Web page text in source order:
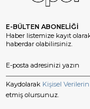
E-BÜLTEN ABONELİĞİ
Haber listemize kayıt
haberdar olabilirsiniz.
Kaydolarak Kişisel
etmiş olursunuz.